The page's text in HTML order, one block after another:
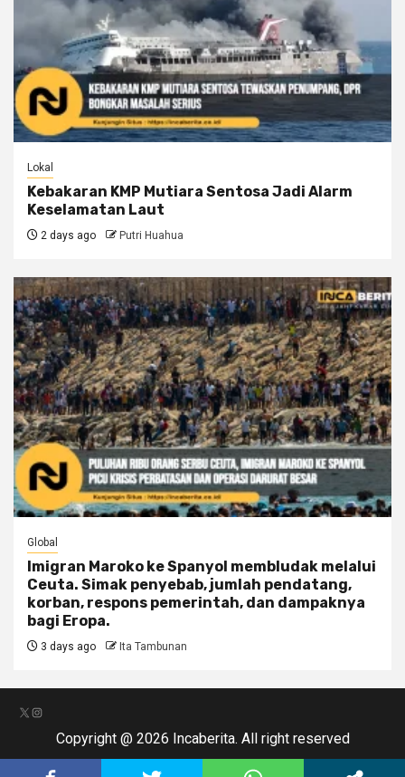
Lokal
Kebakaran KMP Mutiara Sentosa Jadi Alarm
Keselamatan Laut
2 days ago Putri Huahua
Global
Imigran Maroko ke Spanyol membludak melalui
Ceuta. Simak penyebab, jumlah pendatang,
korban, respons pemerintah, dan dampaknya
bagi Eropa.
3 days ago Ita Tambunan
X Instagram
Copyright @ 2026 Incaberita. All right reserved